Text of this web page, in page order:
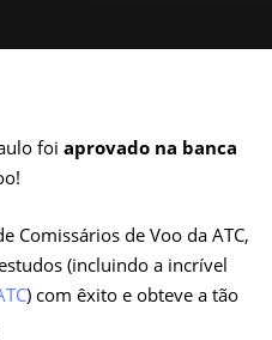
foi aprovado na banca
Comissários de Voo da ATC,
(incluindo a incrível
) com êxito e obteve a tão